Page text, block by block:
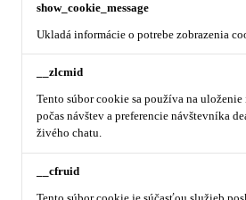
show_cookie_message
Ukladá informácie o potrebe zobrazenia
__zlcmid
Tento súbor cookie sa používa na
počas návštev a preferencie návštevníka
živého chatu.
__cfruid